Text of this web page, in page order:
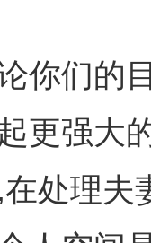
你们的
更强大
处理夫